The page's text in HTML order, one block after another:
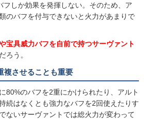
フしか効果を発揮しない。そのため、ア
のバフを付与できないと火力があまりで
宝具威力バフを自前で持つサーヴァント
ろう。
複させることも重要
80%のバフを2重にかけられたり、アルト
続はなくとも強力なバフを2回使えたりす
ないサーヴァントでは総火力が変わって